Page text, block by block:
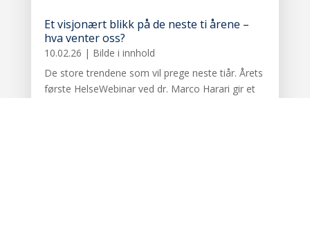
Et visjonært blikk på de neste ti årene –
hva venter oss?
10.02.26 | Bilde i innhold
De store trendene som vil prege neste tiår. Årets
første HelseWebinar ved dr. Marco Harari gir et